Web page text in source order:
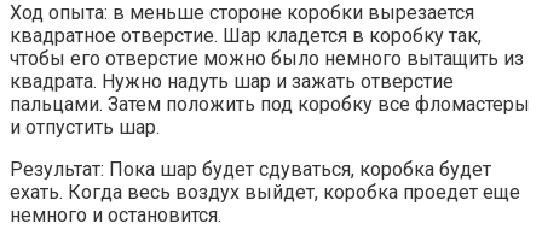
Ход опыта: в меньше стороне коробки вырезается
квадратное отверстие. Шар кладется в коробку так,
чтобы его отверстие можно было немного вытащить из
квадрата. Нужно надуть шар и зажать отверстие
пальцами. Затем положить под коробку все фломастеры
и отпустить шар.
Результат: Пока шар будет сдуваться, коробка будет
ехать. Когда весь воздух выйдет, коробка проедет еще
немного и остановится.